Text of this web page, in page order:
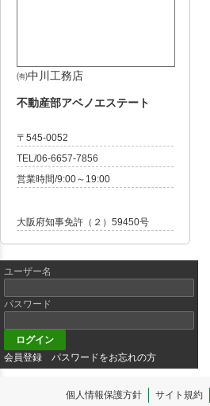
㈲中川工務店
不動産部アベノエステート
〒545-0052
TEL/06-6657-7856
営業時間/9:00～19:00
大阪府知事免許（２）59450号
ユーザー名
パスワード
会員登録 パスワードをお忘れの方
個人情報保護方針 サイト規約